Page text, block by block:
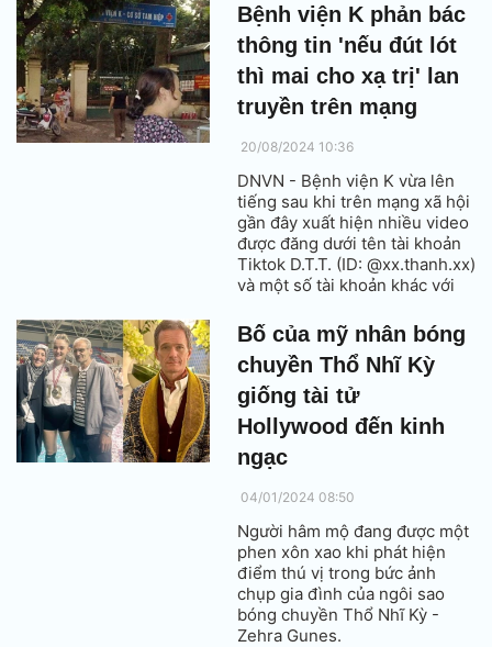
Bệnh viện K phản bác
thông tin 'nếu đút lót
thì mai cho xạ trị' lan
truyền trên mạng
20/08/2024 10:36
DNVN - Bệnh viện K vừa lên
tiếng sau khi trên mạng xã hội
gần đây xuất hiện nhiều video
được đăng dưới tên tài khoản
Tiktok D.T.T. (ID: @xx.thanh.xx)
và một số tài khoản khác với
vừa khóc vừa nói: "mỗi lần đi
xạ mất 200.000 đồng, không
đút lót thì để sang tuần sau…"
xảy ra tại Bệnh viện K cơ sở 2
Tam Hiệp, Hà Nội.
Bố của mỹ nhân bóng
chuyền Thổ Nhĩ Kỳ
giống tài tử
Hollywood đến kinh
ngạc
04/01/2024 08:50
Người hâm mộ đang được một
phen xôn xao khi phát hiện
điểm thú vị trong bức ảnh
chụp gia đình của ngôi sao
bóng chuyền Thổ Nhĩ Kỳ -
Zehra Gunes.